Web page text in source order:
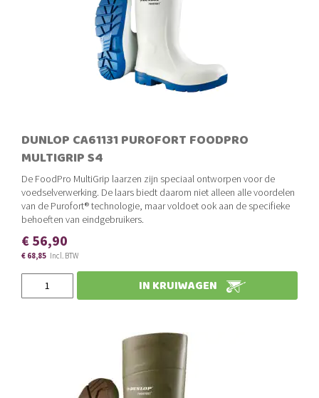
DUNLOP CA61131 PUROFORT FOODPRO
MULTIGRIP S4
De FoodPro MultiGrip laarzen zijn speciaal ontworpen voor de
voedselverwerking. De laars biedt daarom niet alleen alle voordelen
van de Purofort® technologie, maar voldoet ook aan de specifieke
behoeften van eindgebruikers.
€ 68,85
€ 56,90
IN KRUIWAGEN